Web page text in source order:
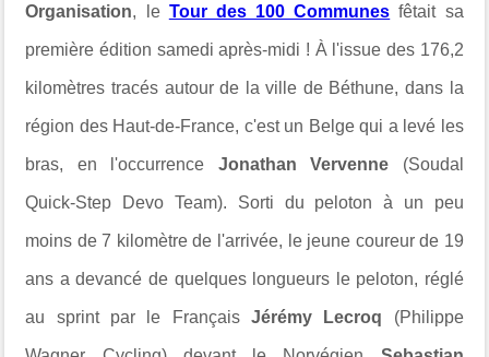
Organisation, le Tour des 100 Communes fêtait sa
première édition samedi après-midi ! À l'issue des 176,2
kilomètres tracés autour de la ville de Béthune, dans la
région des Haut-de-France, c'est un Belge qui a levé les
bras, en l'occurrence Jonathan Vervenne (Soudal
Quick-Step Devo Team). Sorti du peloton à un peu
moins de 7 kilomètre de l'arrivée, le jeune coureur de 19
ans a devancé de quelques longueurs le peloton, réglé
au sprint par le Français Jérémy Lecroq (Philippe